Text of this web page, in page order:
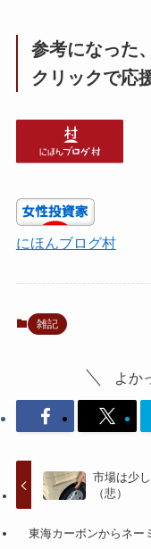
参考になった
クリックで応
にほんブログ村
雑記
よか
市場は少
（悲）
東海カーボンからネー